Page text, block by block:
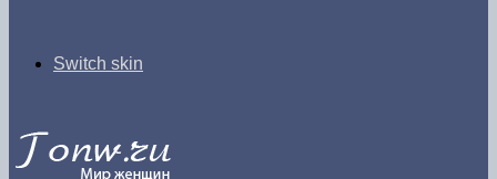
Switch skin